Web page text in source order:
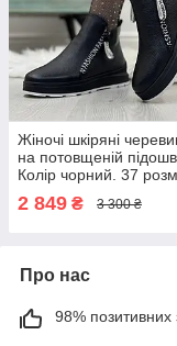
Жіночі шкіряні
на потовщеній
Колір чорний. 37
2 849 ₴ 3 300 ₴
Про нас
98% позитивних